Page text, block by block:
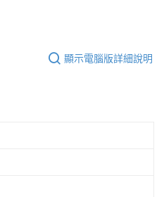
顯示電腦版詳細說明